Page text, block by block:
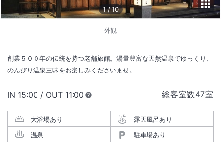
1 /10
外観
創業５００年の伝統を持つ老舗旅館。湯量豊富な天然温泉でゆっくり、
のんびり温泉三昧をお楽しみくださいませ。
総客室数47室
IN チェックイン
15:00 / OUT チェックアウト
11:00
大浴場あり
露天風呂あり
温泉
駐車場あり